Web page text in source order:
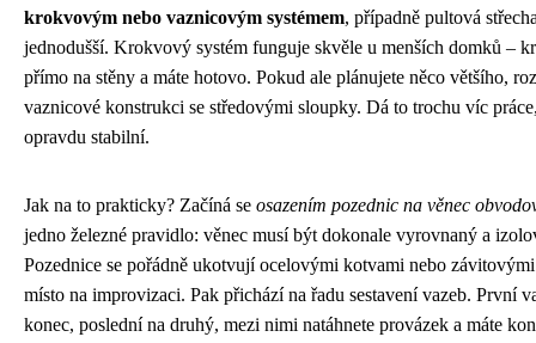
krokvovým nebo vaznicovým systémem, případně pultová
jednodušší. Krokvový systém funguje skvěle u menších domků –
přímo na stěny a máte hotovo. Pokud ale plánujete něco většího,
vaznicové konstrukci se středovými sloupky. Dá to trochu víc
opravdu stabilní.
Jak na to prakticky? Začíná se osazením pozednic na věnec
jedno železné pravidlo: věnec musí být dokonale vyrovnaný a
Pozednice se pořádně ukotvují ocelovými kotvami nebo
místo na improvizaci. Pak přichází na řadu sestavení vazeb. První
konec, poslední na druhý, mezi nimi natáhnete provázek a máte